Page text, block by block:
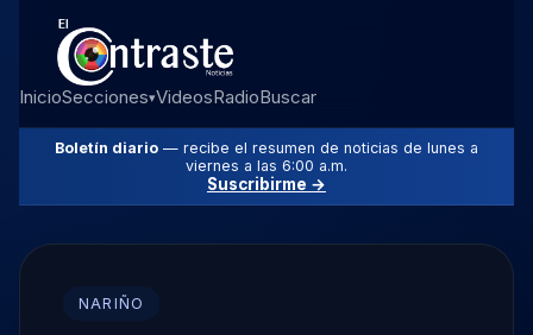
InicioSecciones▾VideosRadioBuscar
Boletín diario — recibe el resumen de noticias de lunes a
viernes a las 6:00 a.m.
Suscribirme →
NARIÑO